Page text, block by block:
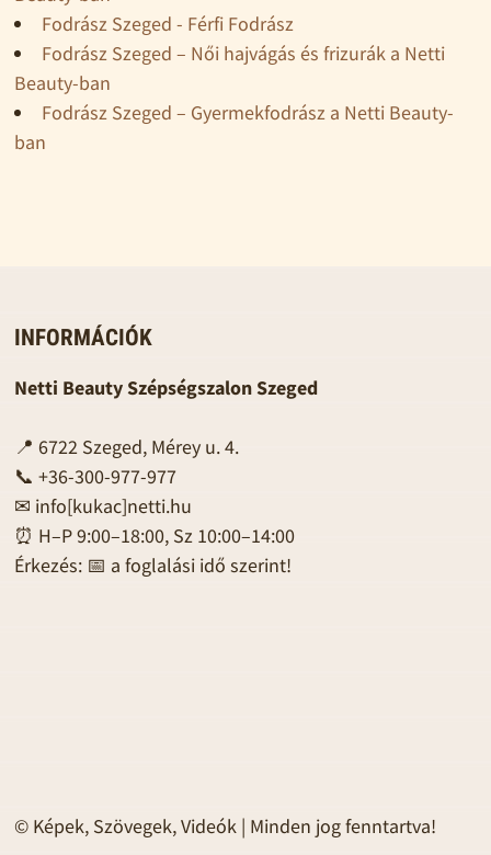
Fodrász Szeged - Férfi Fodrász
Fodrász Szeged – Női hajvágás és frizurák a Netti
Beauty-ban
Fodrász Szeged – Gyermekfodrász a Netti Beauty-
ban
INFORMÁCIÓK
Netti Beauty Szépségszalon Szeged
📍 6722 Szeged, Mérey u. 4.
📞 +36-300-977-977
✉ info[kukac]netti.hu
⏰ H–P 9:00–18:00, Sz 10:00–14:00
Érkezés: 📅 a foglalási idő szerint!
© Képek, Szövegek, Videók | Minden jog fenntartva!